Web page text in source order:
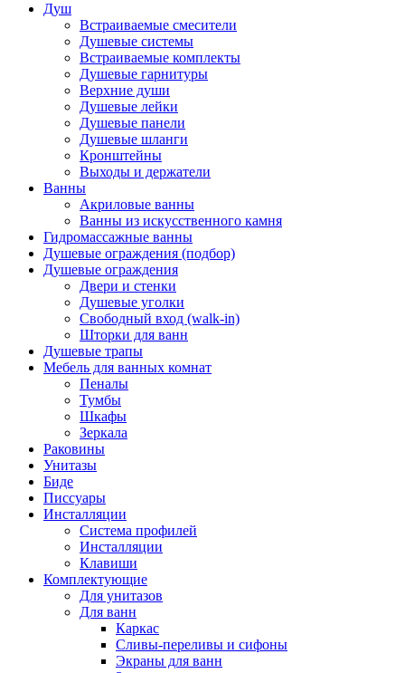
Душ
Встраиваемые смесители
Душевые системы
Встраиваемые комплекты
Душевые гарнитуры
Верхние души
Душевые лейки
Душевые панели
Душевые шланги
Кронштейны
Выходы и держатели
Ванны
Акриловые ванны
Ванны из искусственного камня
Гидромассажные ванны
Душевые ограждения (подбор)
Душевые ограждения
Двери и стенки
Душевые уголки
Свободный вход (walk-in)
Шторки для ванн
Душевые трапы
Мебель для ванных комнат
Пеналы
Тумбы
Шкафы
Зеркала
Раковины
Унитазы
Биде
Писсуары
Инсталляции
Система профилей
Инсталляции
Клавиши
Комплектующие
Для унитазов
Для ванн
Каркас
Сливы-переливы и сифоны
Экраны для ванн